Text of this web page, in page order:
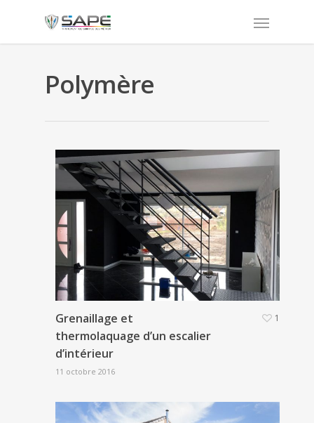
Polymère
Grenaillage et
thermolaquage d’un escalier
d’intérieur
11 octobre 2016
1